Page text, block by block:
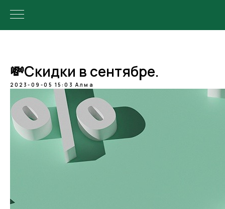
💸Скидки в сентябре.
2023-09-05 15:03 Алма